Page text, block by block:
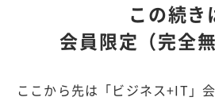
この続き
会員限定（完全
ここから先は「ビジネス+IT」